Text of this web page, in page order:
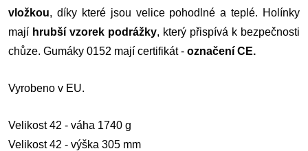
vložkou, díky které jsou velice pohodlné a teplé. Holínky
mají hrubší vzorek podrážky, který přispívá k bezpečnosti
chůze. Gumáky 0152 mají certifikát - označení CE.
Vyrobeno v EU.
Velikost 42 - váha 1740 g
Velikost 42 - výška 305 mm